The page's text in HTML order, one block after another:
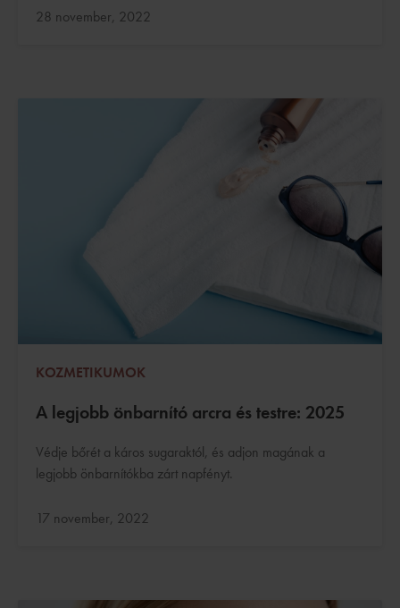
Frissítve:
28 november, 2022
KOZMETIKUMOK
A legjobb önbarnító arcra és testre: 2025
Védje bőrét a káros sugaraktól, és adjon magának a
legjobb önbarnítókba zárt napfényt.
Frissítve:
17 november, 2022